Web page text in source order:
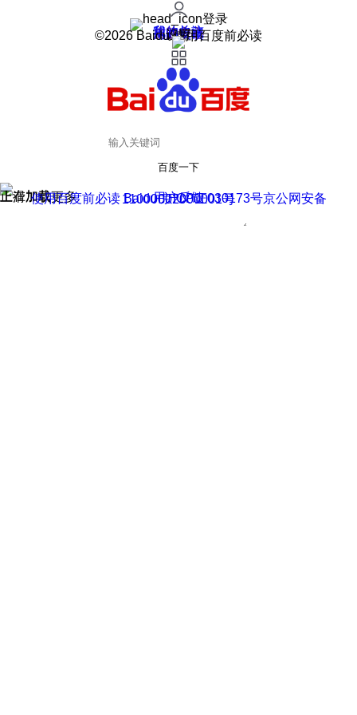
登录
我的关注
我的收藏
皮肤中心
用户反馈
设置
©2026 Baidu 使用百度前必读
百度一下
正在加载
上滑加载更多 用户反馈
使用百度前必读 Baidu 京ICP证030173号
京公网安备11000002000001号